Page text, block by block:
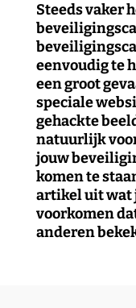
Steeds vaker
eenvoudig te
een groot
speciale
gehackte
natuurlijk
jouw
komen te
artikel uit wat
voorkomen
anderen